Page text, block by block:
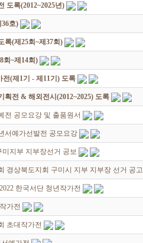
도록(2012~2025년)
36호)
록(제25회~제37회)
회~제14회)
(제1기 - 제11기) 도록
획전 & 해외전시(2012~2025) 도록
전 공모요강 및 출품원서
서예가선발전 공모요강
지부 지부장선거 공보
경상북도지회 구미시 지부 지부장 선거 공고
한국서단 청년작가전
가전
초대작가전